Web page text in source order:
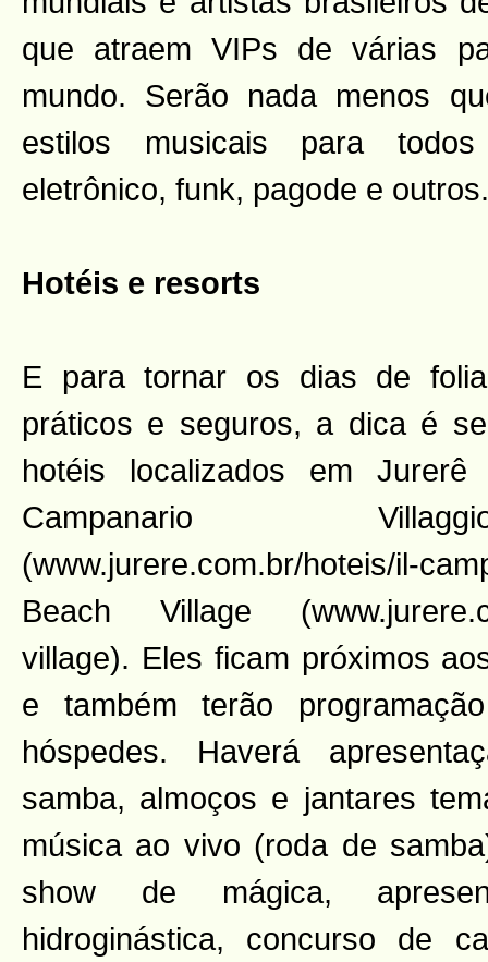
que atraem VIPs de várias
mundo. Serão nada menos
estilos musicais para
eletrônico, funk, pagode e outros.
Hotéis e resorts
E para tornar os dias de
práticos e seguros, a dica é
hotéis localizados em
Campanario
(www.jurere.com.br/hoteis/il-
Beach Village
village). Eles ficam próximos
e também terão
hóspedes. Haverá
samba, almoços e jantares
música ao vivo (roda de
show de mágica,
hidroginástica, concurso de